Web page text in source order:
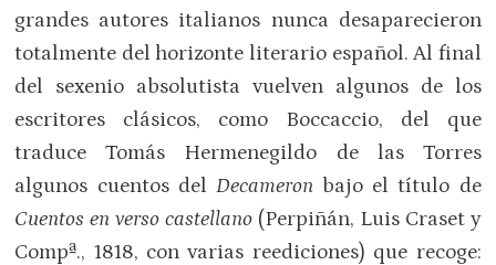
grandes autores italianos nunca desaparecieron
totalmente del horizonte literario español. Al final
del sexenio absolutista vuelven algunos de los
escritores clásicos, como Boccaccio, del que
traduce Tomás Hermenegildo de las Torres
algunos cuentos del Decameron bajo el título de
Cuentos en verso castellano (Perpiñán, Luis Craset y
Compª., 1818, con varias reediciones) que recoge: